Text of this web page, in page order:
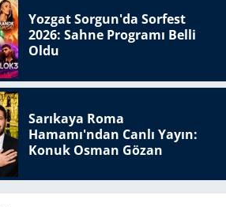
Yozgat Sorgun'da Sorfest
2026: Sahne Programı Belli
Oldu
Sarıkaya Roma
Hamamı'ndan Canlı Yayın:
Konuk Osman Gözan